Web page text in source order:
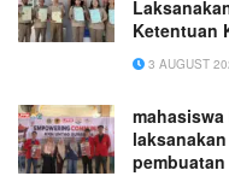
Ketentuan
3 AUGUST